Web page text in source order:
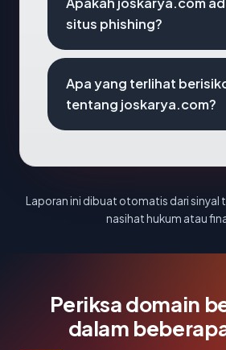
situs phishing?
Apa yang terlihat
tentang joskarya.com?
Laporan ini dibuat otomatis dari sinyal
nasihat hukum atau
Periksa domain
dalam